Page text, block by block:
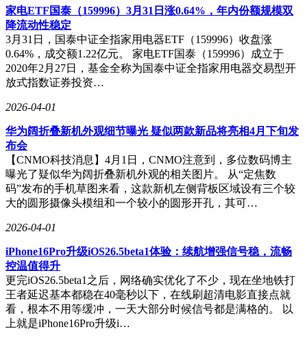
后估值飙至8400亿美元的OpenAI，此刻正面临华尔街对盈利
模型的严苛审视。当管理层发现视频业务像台烧钱机器却无法
产生可持续收入时，果断选择将算力资源向ChatGPT和代码生
成工具倾斜——这些领域存在着愿意为生产力提升支付高额费
用的企业客户。应用业务负责人Fidji Simo在内部会议上直
言："我们必须停止为无法造血的支线任务分散精力。"
全球竞争格局的剧变构成另一重打击。在OpenAI试图通吃文
开防线。专注文本与代码领域的Anthropic凭借Claude Code工
具，9个月内斩获25亿美元年化收入，占据54%的市场份额，
而OpenAI同期份额仅21%。企业客户采购调研显示，选择
Anthropic的比例高达73%，是OpenAI的三倍之多。更令
OpenAI焦虑的是，在视频生成这个曾经的优势赛道，中国厂
商正形成合围之势。
字节跳动的Seedance2.0、快手的可灵等模型，在Sora因成本与
版权问题迭代缓慢的窗口期迅速崛起。这些中国产品避开对物
理真实的过度追求，转而强化"多模态可控性"与"导演级调
度"能力。Seedance2.0支持原生2K分辨率，允许用户同时导入
照片、参考视频和配乐，通过模型转化为镜头语言连贯的视
频。在Artificial Analysis的独立盲测中，该模型在文本到视
频、图像到视频两个领域均登顶榜首，超越Google Veo3和
Sora等主流竞品。
家电ETF国泰（159996）3月31日涨0.64%，年内份额规模双
降流动性稳定
3月31日，国泰中证全指家用电器ETF（159996）收盘涨
0.64%，成交额1.22亿元。 家电ETF国泰（159996）成立于
2020年2月27日，基金全称为国泰中证全指家用电器交易型开
放式指数证券投资…
2026-04-01
华为阔折叠新机外观细节曝光 疑似两款新品将亮相4月下旬发
布会
【CNMO科技消息】4月1日，CNMO注意到，多位数码博主
曝光了疑似华为阔折叠新机外观的相关图片。 从“定焦数
码”发布的手机草图来看，这款新机左侧背板区域设有三个较
大的圆形摄像头模组和一个较小的圆形开孔，其可…
2026-04-01
iPhone16Pro升级iOS26.5beta1体验：续航增强信号稳，流畅
控温值得升
更完iOS26.5beta1之后，网络确实优化了不少，现在坐地铁打
王者延迟基本都稳在40毫秒以下，在线刷超清电影直接点就
看，根本不用等缓冲，一天大部分时候信号都是满格的。 以
上就是iPhone16Pro升级i…